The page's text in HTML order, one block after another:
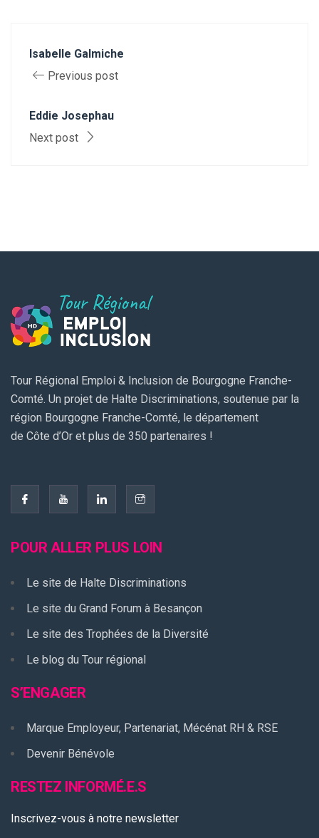
Isabelle Galmiche
Previous post
Eddie Josephau
Next post
Tour Régional Emploi & Inclusion de Bourgogne Franche-
Comté. Un projet de Halte Discriminations, soutenue par la
région Bourgogne Franche-Comté, le département
de Côte d’Or et plus de 350 partenaires !
POUR ALLER PLUS LOIN
Le site de Halte Discriminations
Le site du Grand Forum à Besançon
Le site des Trophées de la Diversité
Le blog du Tour régional
S’ENGAGER
Marque Employeur, Partenariat, Mécénat RH & RSE
Devenir Bénévole
RESTEZ INFORMÉ.E.S
Inscrivez-vous à notre newsletter